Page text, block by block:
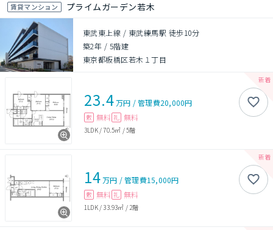
賃貸マンション プライムガーデン若木
東武東上線 / 東武練馬駅 徒歩10分
築2年 / 5階建
東京都板橋区若木１丁目
23.4万円 /管理費20,000円
敷 無料 礼 無料
3LDK/70.5㎡ /5階
14万円 /管理費15,000円
敷 無料 礼 無料
1LDK/33.93㎡ / 2階